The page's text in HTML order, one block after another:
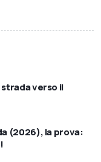
strada verso il
(2026), la prova: